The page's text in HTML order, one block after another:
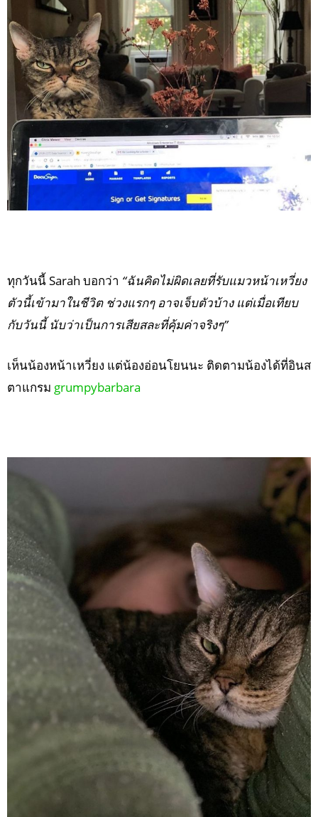
ทุกวันนี้ Sarah บอกว่า “ฉันคิดไม่ผิดเลยที่รับแมวหน้าเหวี่ยง
ตัวนี้เข้ามาในชีวิต ช่วงแรกๆ อาจเจ็บตัวบ้าง แต่เมื่อเทียบ
กับวันนี้ นับว่าเป็นการเสียสละที่คุ้มค่าจริงๆ”
เห็นน้องหน้าเหวี่ยง แต่น้องอ่อนโยนนะ ติดตามน้องได้ที่อินส
ตาแกรม grumpybarbara